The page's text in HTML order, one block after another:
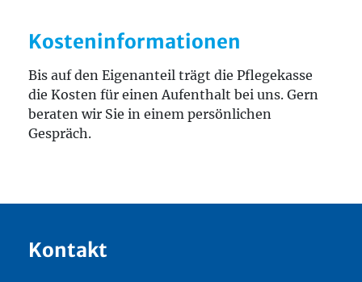
Kosteninformationen
Bis auf den Eigenanteil trägt die Pflegekasse
die Kosten für einen Aufenthalt bei uns. Gern
beraten wir Sie in einem persönlichen
Gespräch.
Kontakt